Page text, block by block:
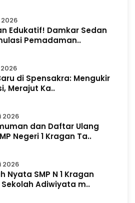
2026
Edukatif! Damkar Sedan
Pemadaman..
di Spensakra: Mengukir
Merajut Ka..
2026
dan Daftar Ulang
Negeri 1 Kragan Ta..
2026
Nyata SMP N 1 Kragan
Sekolah Adiwiyata m..